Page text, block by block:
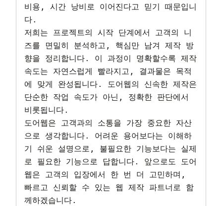
비용, 시간 낭비로 이어진다고 믿기 때문입니
다.
저희는 프로젝트의 시작 단계에서 고객의 니
즈를 면밀히 분석하고, 핵심만 남겨 제작 방
향을 정리합니다. 이 과정이 명확할수록 제작
속도는 자연스럽게 빨라지고, 결과물은 목적
에 맞게 완성됩니다. 도어웹의 신속한 제작은
단순한 작업 속도가 아닌, 정확한 판단에서
비롯됩니다.
도어웹은 고객과의 소통을 가장 중요한 자산
으로 생각합니다. 어려운 용어보다는 이해하
기 쉬운 설명으로, 불필요한 기능보다는 실제
로 필요한 기능으로 답합니다. 앞으로도 도어
웹은 고객의 입장에서 한 번 더 고민하며,
빠르고 신뢰할 수 있는 웹 제작 파트너로 함
께하겠습니다.